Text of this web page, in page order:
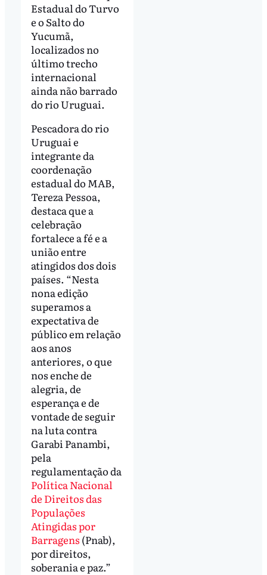
Estadual do Turvo
e o Salto do
Yucumã,
localizados no
último trecho
internacional
ainda não barrado
do rio Uruguai.
Pescadora do rio
Uruguai e
integrante da
coordenação
estadual do MAB,
Tereza Pessoa,
destaca que a
celebração
fortalece a fé e a
união entre
atingidos dos dois
países. “Nesta
nona edição
superamos a
expectativa de
público em relação
aos anos
anteriores, o que
nos enche de
alegria, de
esperança e de
vontade de seguir
na luta contra
Garabi Panambi,
pela
regulamentação da
Política Nacional
de Direitos das
Populações
Atingidas por
Barragens (Pnab),
por direitos,
soberania e paz.”